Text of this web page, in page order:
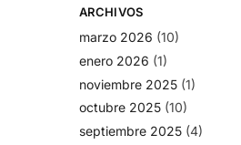
ARCHIVOS
marzo 2026 (10)
enero 2026 (1)
noviembre 2025 (1)
octubre 2025 (10)
septiembre 2025 (4)